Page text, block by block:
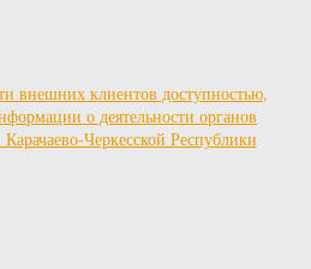
внешних клиентов доступностью,
о деятельности органов
Черкесской Республики